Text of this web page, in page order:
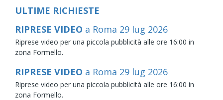
ULTIME RICHIESTE
RIPRESE VIDEO a Roma 29 lug 2026
Riprese video per una piccola pubblicità alle ore 16:00 in
zona Formello.
RIPRESE VIDEO a Roma 29 lug 2026
Riprese video per una piccola pubblicità alle ore 16:00 in
zona Formello.